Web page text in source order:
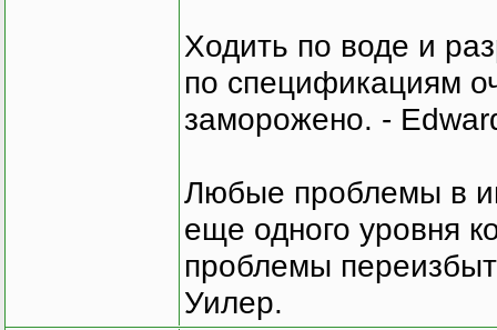
Ходить по воде и
по спецификациям
заморожено. -
Любые проблемы в
еще одного уровня
проблемы
Уилер.